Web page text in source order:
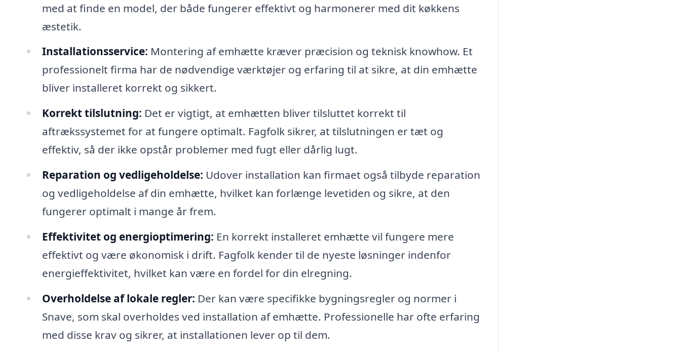
med at finde en model, der både fungerer effektivt og harmonerer med dit køkkens
æstetik.
Installationsservice: Montering af emhætte kræver præcision og teknisk knowhow. Et
professionelt firma har de nødvendige værktøjer og erfaring til at sikre, at din emhætte
bliver installeret korrekt og sikkert.
Korrekt tilslutning: Det er vigtigt, at emhætten bliver tilsluttet korrekt til
aftrækssystemet for at fungere optimalt. Fagfolk sikrer, at tilslutningen er tæt og
effektiv, så der ikke opstår problemer med fugt eller dårlig lugt.
Reparation og vedligeholdelse: Udover installation kan firmaet også tilbyde reparation
og vedligeholdelse af din emhætte, hvilket kan forlænge levetiden og sikre, at den
fungerer optimalt i mange år frem.
Effektivitet og energioptimering: En korrekt installeret emhætte vil fungere mere
effektivt og være økonomisk i drift. Fagfolk kender til de nyeste løsninger indenfor
energieffektivitet, hvilket kan være en fordel for din elregning.
Overholdelse af lokale regler: Der kan være specifikke bygningsregler og normer i
Snave, som skal overholdes ved installation af emhætte. Professionelle har ofte erfaring
med disse krav og sikrer, at installationen lever op til dem.